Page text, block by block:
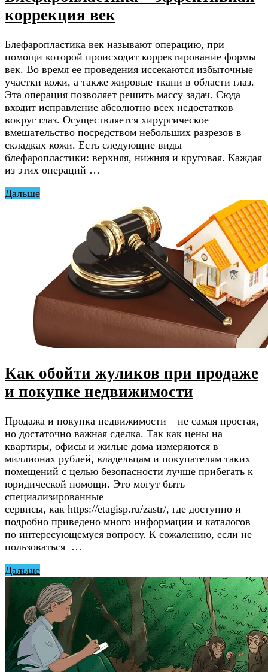
коррекция век
Блефаропластика век называют операцию, при
помощи которой происходит корректирование формы
век. Во время ее проведения иссекаются избыточные
участки кожи, а также жировые ткани в области глаз.
Эта операция позволяет решить массу задач. Сюда
входит исправление абсолютно всех недостатков
вокруг глаз. Осуществляется хирургическое
вмешательство посредством небольших разрезов в
складках кожи. Есть следующие виды
блефаропластики: верхняя, нижняя и круговая. Каждая
из этих операций …
Дальше
Как обойти жуликов при продаже
и покупке недвижимости
Продажа и покупка недвижимости – не самая простая,
но достаточно важная сделка. Так как цены на
квартиры, офисы и жилые дома измеряются в
миллионах рублей, владельцам и покупателям таких
помещений с целью безопасности лучше прибегать к
юридической помощи. Это могут быть
специализированные
сервисы, как https://etagisp.ru/zastr/, где доступно и
подробно приведено много информации и каталогов
по интересующемуся вопросу. К сожалению, если не
пользоваться …
Дальше